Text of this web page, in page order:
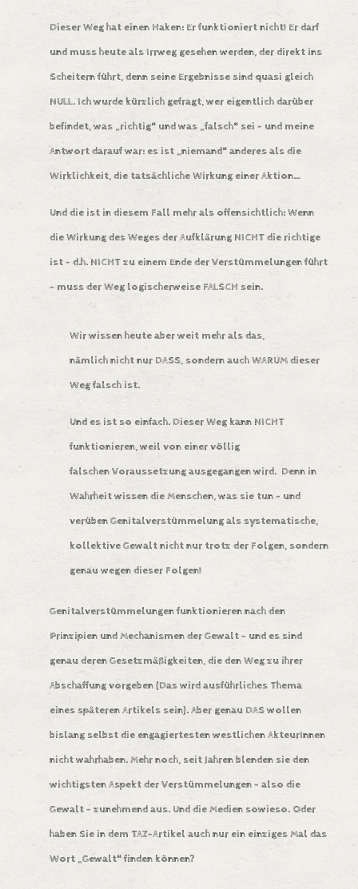
Dieser Weg hat einen Haken: Er funktioniert nicht! Er darf
und muss heute als Irrweg gesehen werden, der direkt ins
Scheitern führt, denn seine Ergebnisse sind quasi gleich
NULL. Ich wurde kürzlich gefragt, wer eigentlich darüber
befindet, was „richtig“ und was „falsch“ sei – und meine
Antwort darauf war: es ist „niemand“ anderes als die
Wirklichkeit, die tatsächliche Wirkung einer Aktion…
Und die ist in diesem Fall mehr als offensichtlich: Wenn
die Wirkung des Weges der Aufklärung NICHT die richtige
ist – d.h. NICHT zu einem Ende der Verstümmelungen führt
– muss der Weg logischerweise FALSCH sein.
Wir wissen heute aber weit mehr als das,
nämlich nicht nur DASS, sondern auch WARUM dieser
Weg falsch ist.
Und es ist so einfach. Dieser Weg kann NICHT
funktionieren, weil von einer völlig
falschen Voraussetzung ausgegangen wird. Denn in
Wahrheit wissen die Menschen, was sie tun – und
verüben Genitalverstümmelung als systematische,
kollektive Gewalt nicht nur trotz der Folgen, sondern
genau wegen dieser Folgen!
Genitalverstümmelungen funktionieren nach den
Prinzipien und Mechanismen der Gewalt – und es sind
genau deren Gesetzmäßigkeiten, die den Weg zu ihrer
Abschaffung vorgeben (Das wird ausführliches Thema
eines späteren Artikels sein). Aber genau DAS wollen
bislang selbst die engagiertesten westlichen AkteurInnen
nicht wahrhaben. Mehr noch, seit Jahren blenden sie den
wichtigsten Aspekt der Verstümmelungen – also die
Gewalt – zunehmend aus. Und die Medien sowieso. Oder
haben Sie in dem TAZ-Artikel auch nur ein einziges Mal das
Wort „Gewalt“ finden können?